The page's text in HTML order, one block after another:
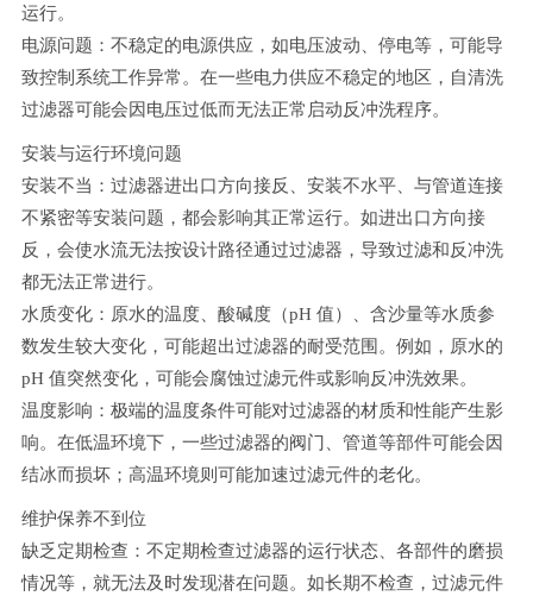
运行。
电源问题：不稳定的电源供应，如电压波动、停电等，可能导
致控制系统工作异常。在一些电力供应不稳定的地区，自清洗
过滤器可能会因电压过低而无法正常启动反冲洗程序。
安装与运行环境问题
安装不当：过滤器进出口方向接反、安装不水平、与管道连接
不紧密等安装问题，都会影响其正常运行。如进出口方向接
反，会使水流无法按设计路径通过过滤器，导致过滤和反冲洗
都无法正常进行。
水质变化：原水的温度、酸碱度（pH 值）、含沙量等水质参
数发生较大变化，可能超出过滤器的耐受范围。例如，原水的
pH 值突然变化，可能会腐蚀过滤元件或影响反冲洗效果。
温度影响：极端的温度条件可能对过滤器的材质和性能产生影
响。在低温环境下，一些过滤器的阀门、管道等部件可能会因
结冰而损坏；高温环境则可能加速过滤元件的老化。
维护保养不到位
缺乏定期检查：不定期检查过滤器的运行状态、各部件的磨损
情况等，就无法及时发现潜在问题。如长期不检查，过滤元件